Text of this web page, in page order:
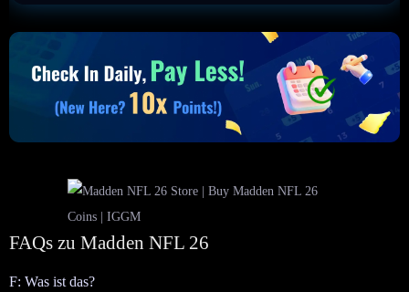
FAQs zu Madden NFL 26
F: Was ist das?